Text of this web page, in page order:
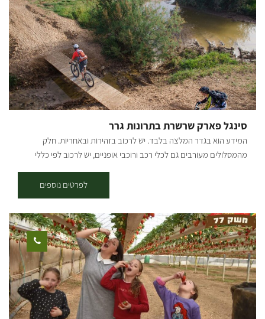
לבקר בגלריה בתאום מראש. (לא בשבת)
שורשים אישי ומרתק וסיפור ראשית ההתיישבות בנגב.. * טעמי המטבח
התימני מעשי ידיה של אורה, אותם טעמו אלפי מבקרים לא יוגשו עוד לצערי
אך נמשיך לארח אתכם עם מיץ מפירות הבוסתן ומכירת ליקרים. המקום
סגור בשבתות וחגי ישראל הביקור בתיאום מראש בלבד. אשמח לארח
אתכם
סינגל פארק שרשרת בתרונות גרר
המידע הוא בגדר המלצה בלבד. יש לרכוב בזהירות ובאחריות. חלק
מהמסלולים מעורבים גם לכלי רכב ורוכבי אופניים, יש לרכוב לפי כללי
לולאות שניה ושלישית - בינונית. אורך המסלול בק"מ: פארק שרשרת מערב
(לולאה ראשונה, סימון ירוק) - אורך 7.5 ק"מ. בתרונות גרר (סימון ירוק וסימון
כחול) – אורך 14.5 ק"מ. פארק שרשרת מזרח (סימון כחול) – אורך 16 ק"מ.
נקודת התחלה וסיום: פארק שרשת נחל גרר תקציר על אזור הטיול: נחל גרר
חוצה את כל הנגב הצפוני מיער להב ועד לים, כשבדרך הוא עובר במספר
נביעות המספקות מים לאורך כל השנה, וסביבן פארק שרשרת הנעים, בו
מגוון גדול של בעלי חיים ופריחה בעונת החורף והאביב. הרכיבה בסינגל היא
בכיוון המסומן - עם כיוון השעון. תקציר המסלול: סינגל יוצא מהחניון על
הגדה הדרומית של נחל גרר, בין הבתרונות לעצים. לאחר כ-3 ק"מ הסינגל
יוצא מהחורש ובפיצול ימינה עם הסימון הירוק למסלול הקצר או שמאלה
לפרטים נוספים